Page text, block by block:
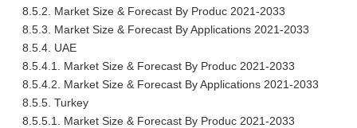
8.5.2. Market Size & Forecast By Produc 2021-2033
8.5.3. Market Size & Forecast By Applications 2021-2033
8.5.4. UAE
8.5.4.1. Market Size & Forecast By Produc 2021-2033
8.5.4.2. Market Size & Forecast By Applications 2021-2033
8.5.5. Turkey
8.5.5.1. Market Size & Forecast By Produc 2021-2033